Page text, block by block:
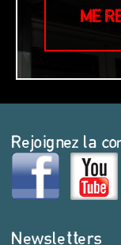
ME
Rejoignez la
Newsletters